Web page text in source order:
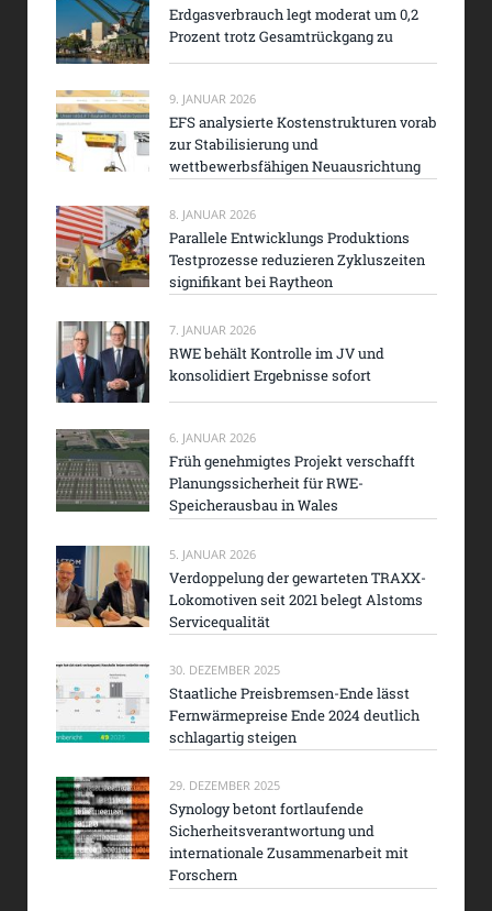
Erdgasverbrauch legt moderat um 0,2
Prozent trotz Gesamtrückgang zu
9. JANUAR 2026
EFS analysierte Kostenstrukturen vorab
zur Stabilisierung und
wettbewerbsfähigen Neuausrichtung
8. JANUAR 2026
Parallele Entwicklungs Produktions
Testprozesse reduzieren Zykluszeiten
signifikant bei Raytheon
7. JANUAR 2026
RWE behält Kontrolle im JV und
konsolidiert Ergebnisse sofort
6. JANUAR 2026
Früh genehmigtes Projekt verschafft
Planungssicherheit für RWE-
Speicherausbau in Wales
5. JANUAR 2026
Verdoppelung der gewarteten TRAXX-
Lokomotiven seit 2021 belegt Alstoms
Servicequalität
30. DEZEMBER 2025
Staatliche Preisbremsen-Ende lässt
Fernwärmepreise Ende 2024 deutlich
schlagartig steigen
29. DEZEMBER 2025
Synology betont fortlaufende
Sicherheitsverantwortung und
internationale Zusammenarbeit mit
Forschern